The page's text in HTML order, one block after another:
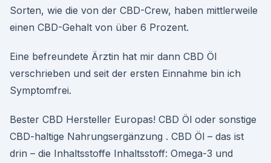
Sorten, wie die von der CBD-Crew, haben mittlerweile
einen CBD-Gehalt von über 6 Prozent.
Eine befreundete Ärztin hat mir dann CBD Öl
verschrieben und seit der ersten Einnahme bin ich
Symptomfrei.
Bester CBD Hersteller Europas! CBD Öl oder sonstige
CBD-haltige Nahrungsergänzung . CBD Öl – das ist
drin – die Inhaltsstoffe Inhaltsstoff: Omega-3 und